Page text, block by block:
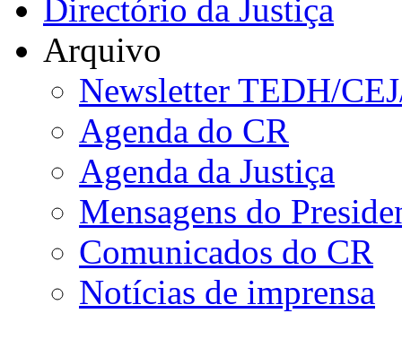
Directório da Justiça
Arquivo
Newsletter TEDH/
Agenda do CR
Agenda da Justiça
Mensagens do
Comunicados do CR
Notícias de imprensa